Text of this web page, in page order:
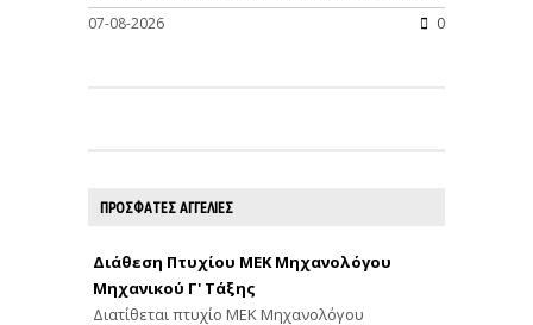
07-08-2026 0
ΠΡΟΣΦΑΤΕΣ ΑΓΓΕΛΙΕΣ
Διάθεση Πτυχίου ΜΕΚ Μηχανολόγου
Μηχανικού Γ' Τάξης
Διατίθεται πτυχίο ΜΕΚ Μηχανολόγου